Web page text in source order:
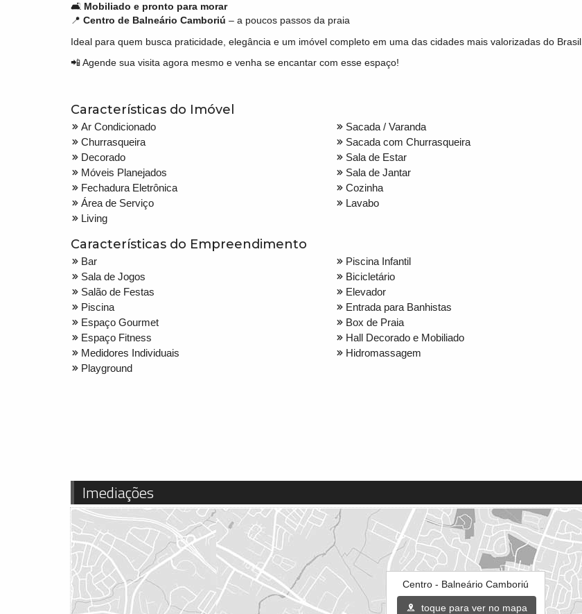
🛋️ Mobiliado e pronto para morar
📍 Centro de Balneário Camboriú – a poucos passos da praia
Ideal para quem busca praticidade, elegância e um imóvel completo em uma das cidades mais valorizadas do Brasil.
📲 Agende sua visita agora mesmo e venha se encantar com esse espaço!
Características do Imóvel
Ar Condicionado
Churrasqueira
Decorado
Móveis Planejados
Fechadura Eletrônica
Área de Serviço
Living
Sacada / Varanda
Sacada com Churrasqueira
Sala de Estar
Sala de Jantar
Cozinha
Lavabo
Características do Empreendimento
Bar
Sala de Jogos
Salão de Festas
Piscina
Espaço Gourmet
Espaço Fitness
Medidores Individuais
Playground
Piscina Infantil
Bicicletário
Elevador
Entrada para Banhistas
Box de Praia
Hall Decorado e Mobiliado
Hidromassagem
Imediações
Centro - Balneário Camboriú
toque para ver no mapa